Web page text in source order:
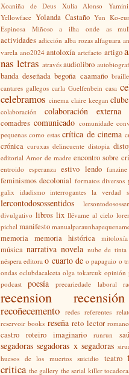
Xoaniña de Deus Xulia Alonso
Yellowface Yolanda Castaño Yun Ko-
Espinosa Miñoso
a ilha onde as
actividades adicción alba rozas alfaguara
varela ano2024 antoloxía artefacto artigo
nas letras através audiolibro
banda deseñada begoña caamaño braille
cantares gallegos carla Guelfenbein casa
celebramos cinema claire keegan
colaboración colaboración externa
comadres comunicado comunidade
pequenas como estas crítica de cinema
crónica curuxas delincuente distopia
editorial Amor de madre encontro sobre
entroido esperanza estivo lendo fanzine
feminismos decolonial formatos diversos
galix
idadismo interrogantes la verdad
lercontodosossentidos
divulgativo libros lix llévame al cielo
pichel manifesto
memoria memoria histórica mitoloxía
música narrativa novela nube de tinta
néspera editora o cuarto de o papagaio o
ondas oclubdacalceta olga tokarcuk opinión
podcast
poesía precariedade laboral
recension recensión
recoñecemento redes referentes
reservoir books reseña reto lector
castro
roteiro imaginario runrun
segadoras segadoras x segadoras
huesos de los muertos suicidio teatro
critica the gallery the serial killer